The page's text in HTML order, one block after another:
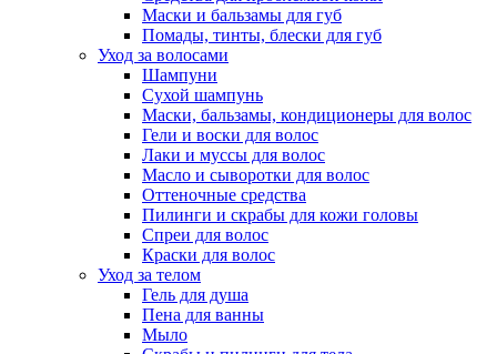
Маски и бальзамы для губ
Помады, тинты, блески для губ
Уход за волосами
Шампуни
Сухой шампунь
Маски, бальзамы, кондиционеры для волос
Гели и воски для волос
Лаки и муссы для волос
Масло и сыворотки для волос
Оттеночные средства
Пилинги и скрабы для кожи головы
Спреи для волос
Краски для волос
Уход за телом
Гель для душа
Пена для ванны
Мыло